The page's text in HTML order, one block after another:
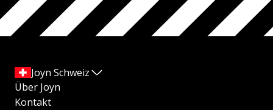
Joyn Schweiz
Über Joyn
Kontakt